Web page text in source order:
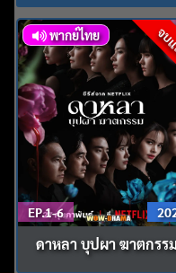
จ
พากย์ไทย
EP.1-6
ดาหลา บุปผา ฆาตกรรม